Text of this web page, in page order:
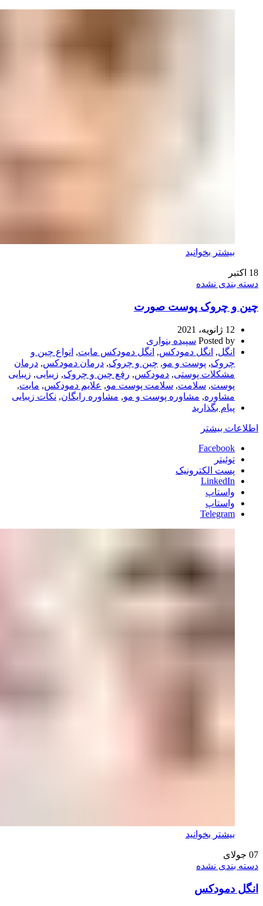
بیشتر بخوانید
18 اکتبر
دسته بندی نشده
چین و چروک پوست صورت
12 ژانویه، 2021
Posted by سپیده بنواری
انگل, انگل دمودکس, انگل دمودکس مایت, انواع چین و
چروک, پوست و مو, چین و چروک, درمان دمودکس, درمان
مشکلات پوستی, دمودکس, رفع چین و چروک, زیبایی, زیبایی
پوست, سلامت, سلامت پوست مو, علایم دمودکس, مایت,
مشاوره, مشاوره پوست و مو, مشاوره رایگان, نکات زیبایی
پیام بگذارید
اطلاعات بیشتر
Facebook
توئیتر
پست الکترونیک
LinkedIn
واستاپ
واستاپ
Telegram
بیشتر بخوانید
07 جولای
دسته بندی نشده
انگل دمودکس